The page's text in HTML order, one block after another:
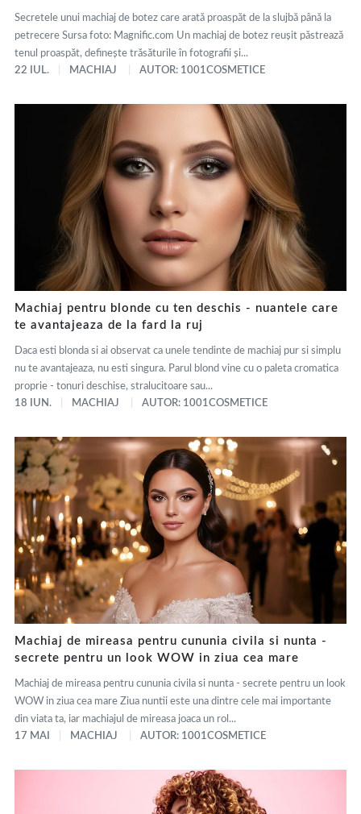
Secretele unui machiaj de botez care arată proaspăt de la slujbă până la
petrecere Sursa foto: Magnific.com Un machiaj de botez reușit păstrează
tenul proaspăt, definește trăsăturile în fotografii și...
22 IUL.
MACHIAJ AUTOR: 1001COSMETICE
Machiaj pentru blonde cu ten deschis - nuantele care
te avantajeaza de la fard la ruj
Daca esti blonda si ai observat ca unele tendinte de machiaj pur si simplu
nu te avantajeaza, nu esti singura. Parul blond vine cu o paleta cromatica
proprie - tonuri deschise, stralucitoare sau...
18 IUN.
MACHIAJ AUTOR: 1001COSMETICE
Machiaj de mireasa pentru cununia civila si nunta -
secrete pentru un look WOW in ziua cea mare
Machiaj de mireasa pentru cununia civila si nunta - secrete pentru un look
WOW in ziua cea mare Ziua nuntii este una dintre cele mai importante
din viata ta, iar machiajul de mireasa joaca un rol...
17 MAI
MACHIAJ AUTOR: 1001COSMETICE